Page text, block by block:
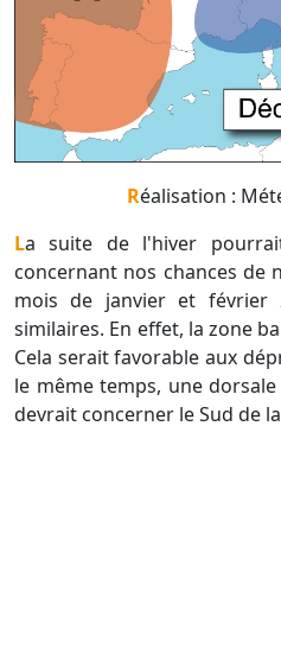
Réalisation :
La suite de l'hiver pourrait en décevoir plus d'un
concernant nos chances de
mois de janvier et février
similaires. En effet, la zone
Cela serait favorable aux
le même temps, une
devrait concerner le Sud de